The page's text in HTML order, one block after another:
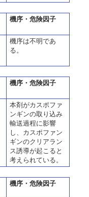
機序・危険因子
機序は不明であ
る。
機序・危険因子
本剤がカスポファ
ンギンの取り込み
輸送過程に影響
し、カスポファン
ギンのクリアラン
ス誘導が起こると
考えられている。
機序・危険因子